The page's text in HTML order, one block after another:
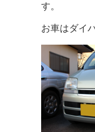
す。
お車はダイ